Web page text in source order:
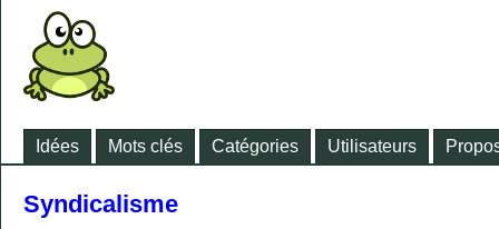
Idées Mots clés Catégories Utilisateurs
Syndicalisme